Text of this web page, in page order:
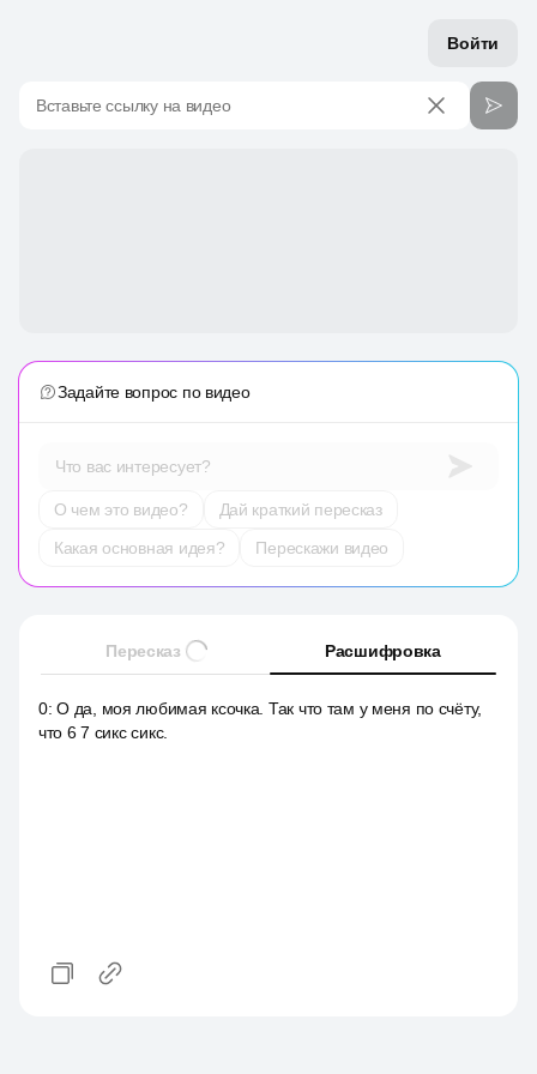
Войти
Вставьте ссылку на видео
Задайте вопрос по видео
Что вас интересует?
О чем это видео?
Дай краткий пересказ
Какая основная идея?
Перескажи видео
Пересказ Расшифровка
0:О да, моя любимая ксочка. Так что там у меня по счёту,
что 6 7 сикс сикс.